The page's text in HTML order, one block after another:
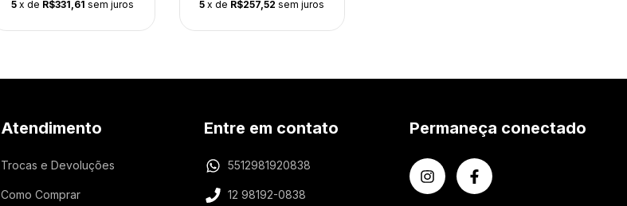
5 x de R$331,61 sem juros 5 x de R$257,52 sem juros
Atendimento
Trocas e Devoluções
Como Comprar
Entre em contato
5512981920838
12 98192-0838
Permaneça conectado